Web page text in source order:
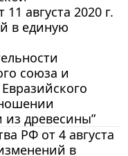
августа 2020 г.
в единую
союза и
древесины”
РФ от 4 августа
в